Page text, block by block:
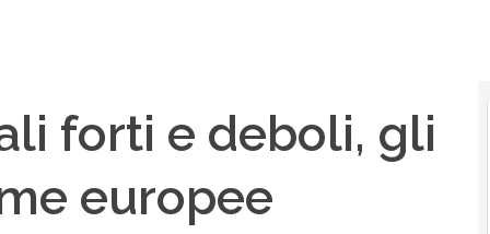
forti e deboli, gli
europee